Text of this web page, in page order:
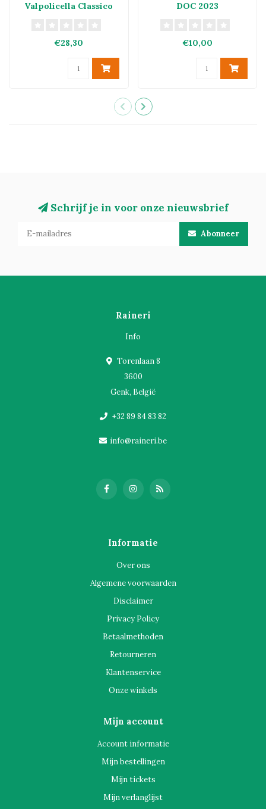
Valpolicella Classico
€28,30
DOC 2023
€10,00
Schrijf je in voor onze nieuwsbrief
Abonneer
Raineri
Info
Torenlaan 8
3600
Genk, België
+32 89 84 83 82
info@raineri.be
Informatie
Over ons
Algemene voorwaarden
Disclaimer
Privacy Policy
Betaalmethoden
Retourneren
Klantenservice
Onze winkels
Mijn account
Account informatie
Mijn bestellingen
Mijn tickets
Mijn verlanglijst